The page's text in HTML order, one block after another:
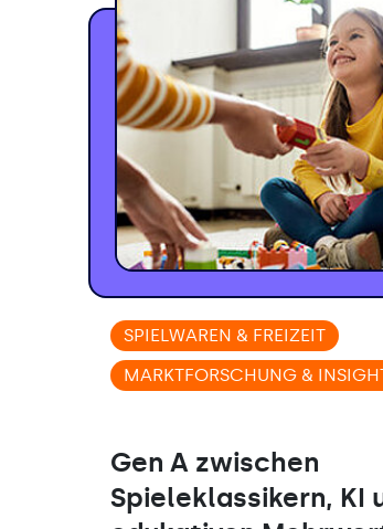
SPIELWAREN & FREIZEIT
MARKTFORSCHUNG &
Gen A zwischen
Spieleklassikern, KI